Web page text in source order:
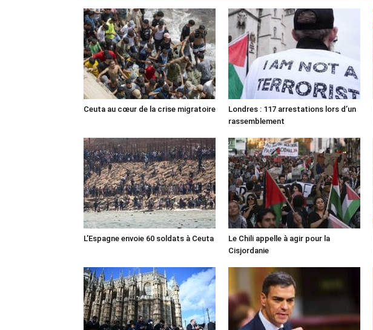
Ceuta au cœur de la crise migratoire
Londres : 117 arrestations lors d’un
rassemblement
L’Espagne envoie 60 soldats à Ceuta
Le Chili appelle à agir pour la
Cisjordanie